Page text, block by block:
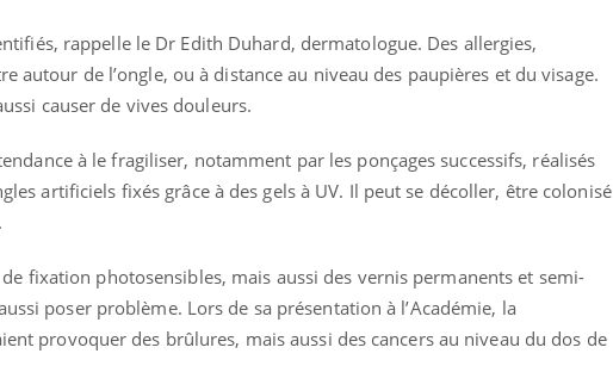
rappelle le Dr Edith Duhard, dermatologue. Des allergies,
autour de l’ongle, ou à distance au niveau des paupières et du visage.
causer de vives douleurs.
à le fragiliser, notamment par les ponçages successifs, réalisés
artificiels fixés grâce à des gels à UV. Il peut se décoller, être colonisé
fixation photosensibles, mais aussi des vernis permanents et semi-
poser problème. Lors de sa présentation à l’Académie, la
provoquer des brûlures, mais aussi des cancers au niveau du dos de
DE FOOD sur le diabèteYoutube